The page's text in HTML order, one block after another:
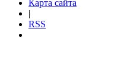
Карта сайта
|
RSS